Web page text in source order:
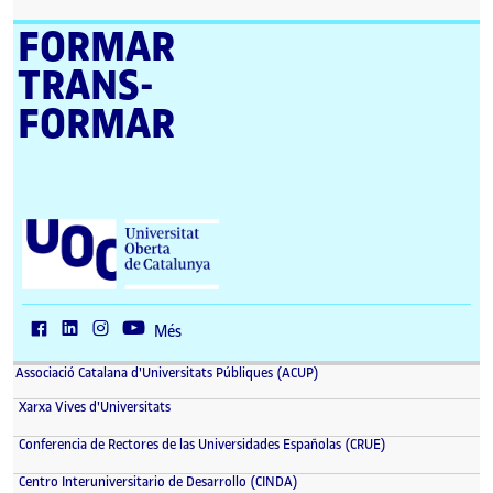
FORMAR
TRANS­
FORMAR
U
e
i
t
a
O
e
Més
Associació Catalana d'Universitats Públiques (ACUP)
Xarxa Vives d'Universitats
Conferencia de Rectores de las Universidades Españolas (CRUE)
Centro Interuniversitario de Desarrollo (CINDA)